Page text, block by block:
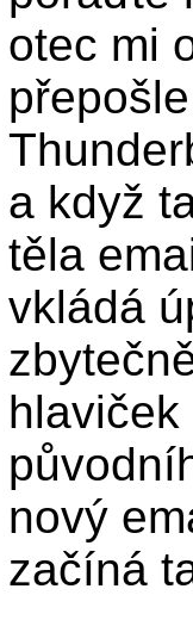
otec mi
a když
těla
vkládá
hlaviček
nový
začíná